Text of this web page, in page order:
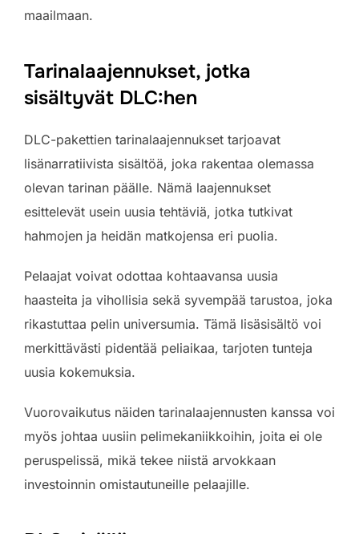
maailmaan.
Tarinalaajennukset, jotka
sisältyvät DLC:hen
DLC-pakettien tarinalaajennukset tarjoavat
lisänarratiivista sisältöä, joka rakentaa olemassa
olevan tarinan päälle. Nämä laajennukset
esittelevät usein uusia tehtäviä, jotka tutkivat
hahmojen ja heidän matkojensa eri puolia.
Pelaajat voivat odottaa kohtaavansa uusia
haasteita ja vihollisia sekä syvempää tarustoa, joka
rikastuttaa pelin universumia. Tämä lisäsisältö voi
merkittävästi pidentää peliaikaa, tarjoten tunteja
uusia kokemuksia.
Vuorovaikutus näiden tarinalaajennusten kanssa voi
myös johtaa uusiin pelimekaniikkoihin, joita ei ole
peruspelissä, mikä tekee niistä arvokkaan
investoinnin omistautuneille pelaajille.